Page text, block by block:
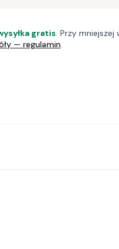
gratis. Przy
— regulamin.